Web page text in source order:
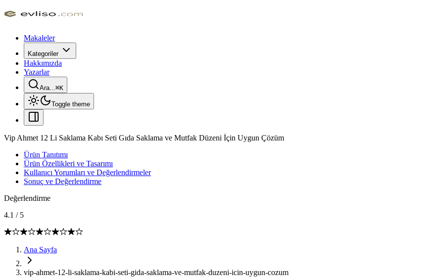
Makaleler
Kategoriler
Hakkımızda
Yazarlar
Ara...⌘K
Toggle theme
Vip Ahmet 12 Li Saklama Kabı Seti Gıda Saklama ve Mutfak Düzeni İçin Uygun Çözüm
Ürün Tanıtımı
Ürün Özellikleri ve Tasarımı
Kullanıcı Yorumları ve Değerlendirmeler
Sonuç ve Değerlendirme
Değerlendirme
4.1 / 5
Ana Sayfa
vip-ahmet-12-li-saklama-kabi-seti-gida-saklama-ve-mutfak-duzeni-icin-uygun-cozum